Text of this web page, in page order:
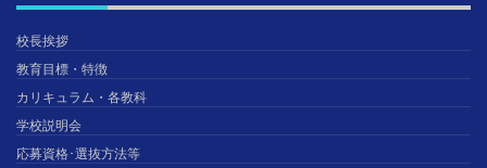
校長挨拶
教育目標・特徴
カリキュラム・各教科
学校説明会
応募資格･選抜方法等